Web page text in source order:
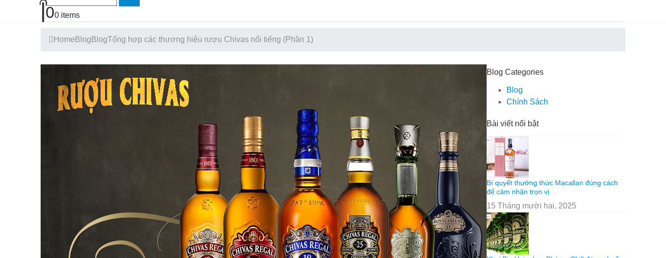
00 items
Home Blog BlogTổng hợp các thương hiệu rượu Chivas nổi tiếng (Phần 1)
Blog Categories
Blog
Chính Sách
Bài viết nổi bật
Bí quyết thưởng thức Macallan đúng cách
để cảm nhận trọn vị
15 Tháng mười hai, 2025